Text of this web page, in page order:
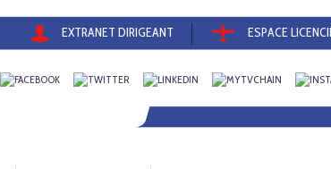
EXTRANET DIRIGEANT ESPACE